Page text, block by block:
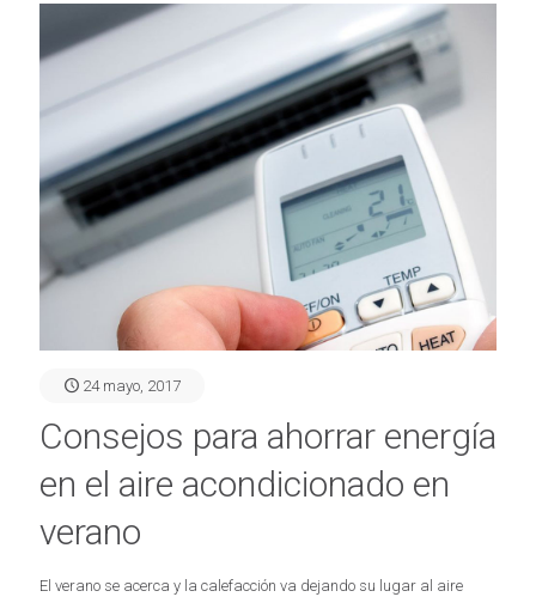
24 mayo, 2017
Consejos para ahorrar energía
en el aire acondicionado en
verano
El verano se acerca y la calefacción va dejando su lugar al aire